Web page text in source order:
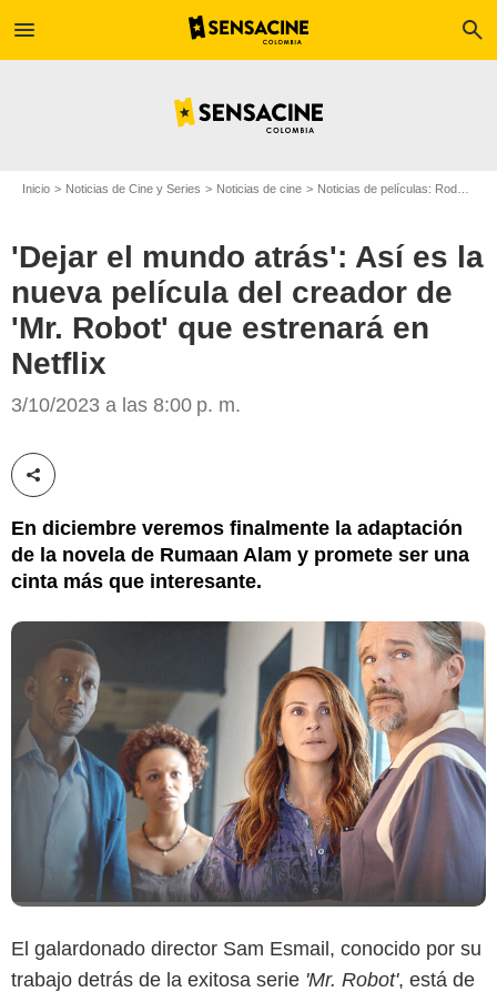
menu search
Inicio Noticias de Cine y Series Noticias de cine Noticias de películas: Rodajes
'Dejar el mundo atrás': Así es la
nueva película del creador de
'Mr. Robot' que estrenará en
Netflix
3/10/2023 a las 8:00 p. m.
Compartir esta noticia
En diciembre veremos finalmente la adaptación
de la novela de Rumaan Alam y promete ser una
cinta más que interesante.
El galardonado director Sam Esmail, conocido por su
trabajo detrás de la exitosa serie 'Mr. Robot', está de